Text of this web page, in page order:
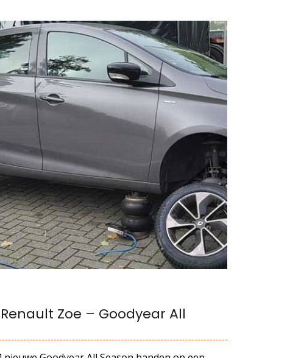
Zoe – Goodyear All